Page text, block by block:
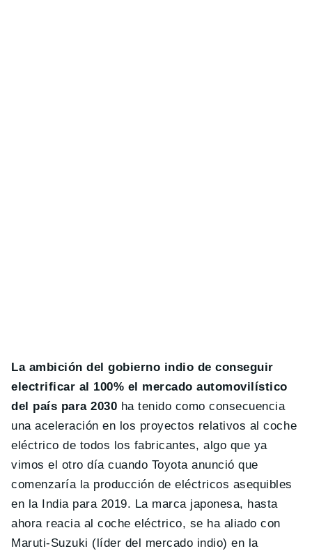
La ambición del gobierno indio de conseguir
electrificar al 100% el mercado automovilístico
del país para 2030 ha tenido como consecuencia
una aceleración en los proyectos relativos al coche
eléctrico de todos los fabricantes, algo que ya
vimos el otro día cuando Toyota anunció que
comenzaría la producción de eléctricos asequibles
en la India para 2019. La marca japonesa, hasta
ahora reacia al coche eléctrico, se ha aliado con
Maruti-Suzuki (líder del mercado indio) en la